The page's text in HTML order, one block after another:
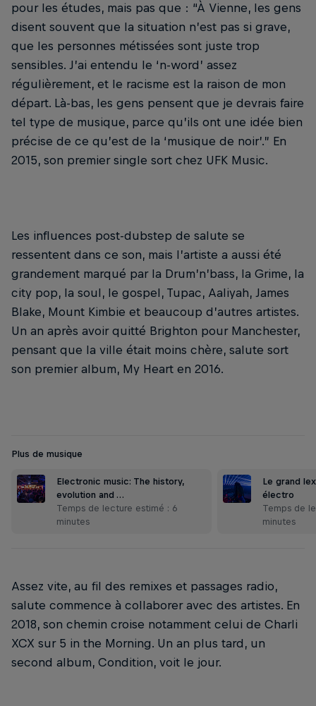
pour les études, mais pas que : “À Vienne, les gens
disent souvent que la situation n’est pas si grave,
que les personnes métissées sont juste trop
sensibles. J’ai entendu le ‘n-word’ assez
régulièrement, et le racisme est la raison de mon
départ. Là-bas, les gens pensent que je devrais faire
tel type de musique, parce qu’ils ont une idée bien
précise de ce qu’est de la ‘musique de noir’.” En
2015, son premier single sort chez UFK Music.
Les influences post-dubstep de salute se
ressentent dans ce son, mais l’artiste a aussi été
grandement marqué par la Drum’n’bass, la Grime, la
city pop, la soul, le gospel, Tupac, Aaliyah, James
Blake, Mount Kimbie et beaucoup d’autres artistes.
Un an après avoir quitté Brighton pour Manchester,
pensant que la ville était moins chère, salute sort
son premier album, My Heart en 2016.
Plus de musique
Electronic music: The history,
evolution and …
Temps de lecture estimé : 6
minutes
Le grand
électro
Temps de
minutes
Assez vite, au fil des remixes et passages radio,
salute commence à collaborer avec des artistes. En
2018, son chemin croise notamment celui de Charli
XCX sur 5 in the Morning. Un an plus tard, un
second album, Condition, voit le jour.